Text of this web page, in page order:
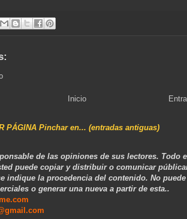
Inicio
PÁGINA Pinchar en... (entradas antiguas)
de las opiniones de sus lectores. Todo
puede copiar y distribuir o comunicar
indique la procedencia del contenido. No
o generar una nueva a partir de esta..